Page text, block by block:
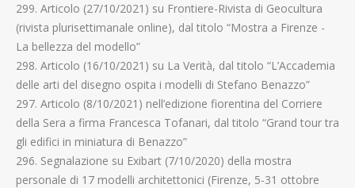
299. Articolo (27/10/2021) su Frontiere-Rivista di Geocultura
(rivista plurisettimanale online), dal titolo “Mostra a Firenze -
La bellezza del modello”
298. Articolo (16/10/2021) su La Verità, dal titolo “L’Accademia
delle arti del disegno ospita i modelli di Stefano Benazzo”
297. Articolo (8/10/2021) nell’edizione fiorentina del Corriere
della Sera a firma Francesca Tofanari, dal titolo “Grand tour tra
gli edifici in miniatura di Benazzo”
296. Segnalazione su Exibart (7/10/2020) della mostra
personale di 17 modelli architettonici (Firenze, 5-31 ottobre